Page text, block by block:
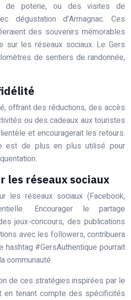
de poterie, ou des visites de
dégustation d’Armagnac. Ces
des souvenirs mémorables
sur les réseaux sociaux. Le Gers
de sentiers de randonnée,
offrant des réductions, des accès
ou des cadeaux aux touristes
et encouragerait les retours.
est de plus en plus utilisé pour
les réseaux sociaux
les réseaux sociaux (Facebook,
Encourager le partage
jeux-concours, des publications
avec les followers, contribuera
hashtag #GersAuthentique pourrait
communauté.
de ces stratégies inspirées par le
en tenant compte des spécificités